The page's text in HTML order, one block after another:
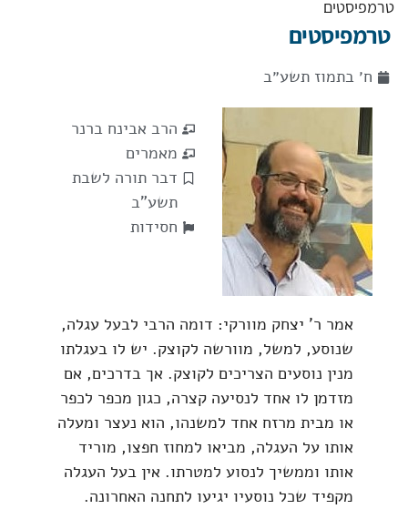
טרמפיסטים
טרמפיסטים
ח׳ בתמוז תשע״ב
הרב אבינח ברנר
מאמרים
דבר תורה לשבת
תשע"ב
חסידות
אמר ר' יצחק מוורקי: דומה הרבי לבעל עגלה,
שנוסע, למשל, מוורשה לקוצק. יש לו בעגלתו
מנין נוסעים הצריכים לקוצק. אך בדרכים, אם
מזדמן לו אחד לנסיעה קצרה, כגון מכפר לכפר
או מבית מרזח אחד למשנהו, הוא נעצר ומעלה
אותו על העגלה, מביאו למחוז חפצו, מוריד
אותו וממשיך לנסוע למטרתו. אין בעל העגלה
מקפיד שכל נוסעיו יגיעו לתחנה האחרונה.